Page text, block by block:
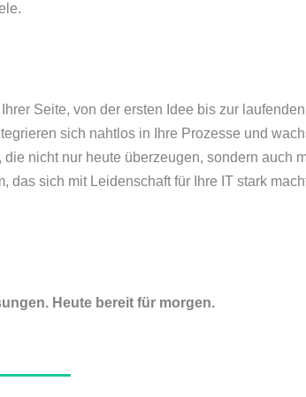
Seite, von der ersten Idee bis zur
sich nahtlos in Ihre Prozesse und
nicht nur heute überzeugen, sondern auch
das sich mit Leidenschaft für Ihre IT stark
Heute bereit für morgen.